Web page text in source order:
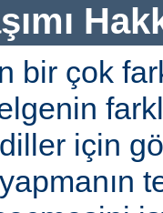
bir çok
için